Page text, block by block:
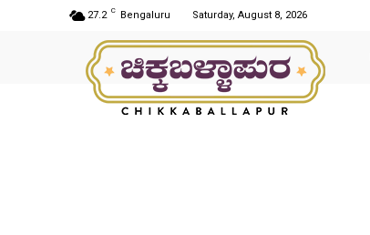
27.2 C Bengaluru Saturday, August 8, 2026